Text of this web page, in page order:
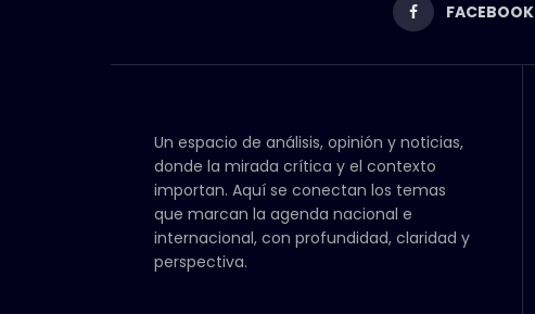
FACEBOOK
Un espacio de análisis, opinión y noticias,
donde la mirada crítica y el contexto
importan. Aquí se conectan los temas
que marcan la agenda nacional e
internacional, con profundidad, claridad y
perspectiva.